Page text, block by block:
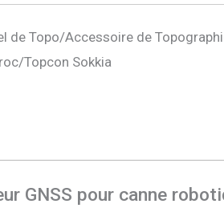
Topo/Accessoire de
Topcon Sokkia
GNSS pour canne